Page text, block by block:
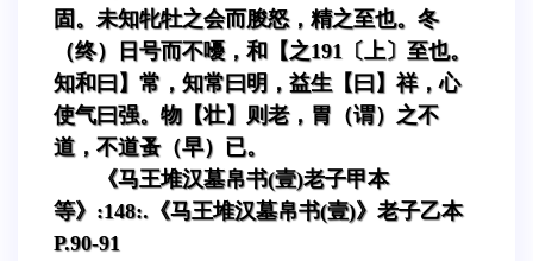
固。未知牝牡之会而朘怒，精之至也。冬
（终）日号而不嚘，和【之191〔上〕至也。
知和曰】常，知常曰明，益生【曰】祥，心
使气曰强。物【壮】则老，胃（谓）之不
道，不道蚤（早）已。
《马王堆汉墓帛书(壹)老子甲本
等》:148:.《马王堆汉墓帛书(壹)》老子乙本
P.90-91